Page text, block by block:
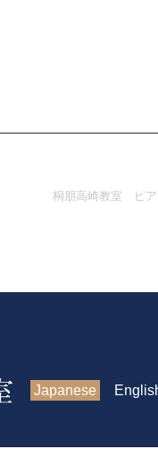
桐朋高崎教室 ピア
Japanese